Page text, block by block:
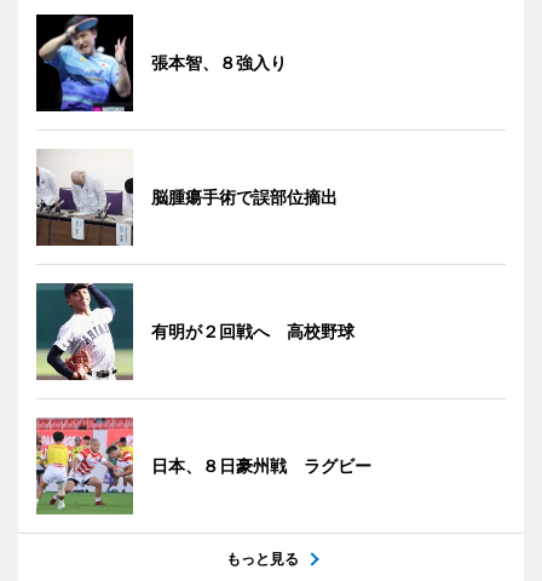
張本智、８強入り
脳腫瘍手術で誤部位摘出
有明が２回戦へ 高校野球
日本、８日豪州戦 ラグビー
もっと見る